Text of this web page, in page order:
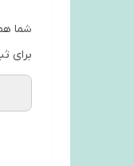
شما
برای